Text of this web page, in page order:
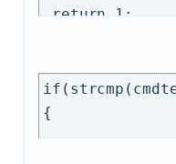
} else {
}
return 1;